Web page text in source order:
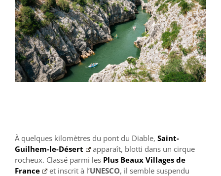
À quelques kilomètres du pont du Diable, Saint-
Guilhem-le-Désert
apparaît, blotti dans un cirque
rocheux. Classé parmi les Plus Beaux Villages de
France
et inscrit à l’UNESCO, il semble suspendu